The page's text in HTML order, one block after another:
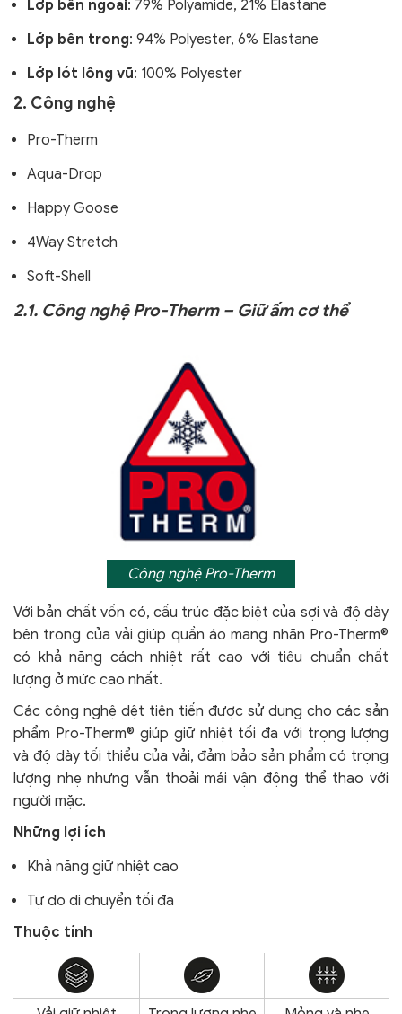
Lớp bên ngoài: 79% Polyamide, 21% Elastane
Lớp bên trong: 94% Polyester, 6% Elastane
Lớp lót lông vũ: 100% Polyester
2. Công nghệ
Pro-Therm
Aqua-Drop
Happy Goose
4Way Stretch
Soft-Shell
2.1. Công nghệ Pro-Therm – Giữ ấm cơ thể
Công nghệ Pro-Therm
Với bản chất vốn có, cấu trúc đặc biệt của sợi và độ dày
bên trong của vải giúp quần áo mang nhãn Pro-Therm®
có khả năng cách nhiệt rất cao với tiêu chuẩn chất
lượng ở mức cao nhất.
Các công nghệ dệt tiên tiến được sử dụng cho các sản
phẩm Pro-Therm® giúp giữ nhiệt tối đa với trọng lượng
và độ dày tối thiểu của vải, đảm bảo sản phẩm có trọng
lượng nhẹ nhưng vẫn thoải mái vận động thể thao với
người mặc.
Những lợi ích
Khả năng giữ nhiệt cao
Tự do di chuyển tối đa
Thuộc tính